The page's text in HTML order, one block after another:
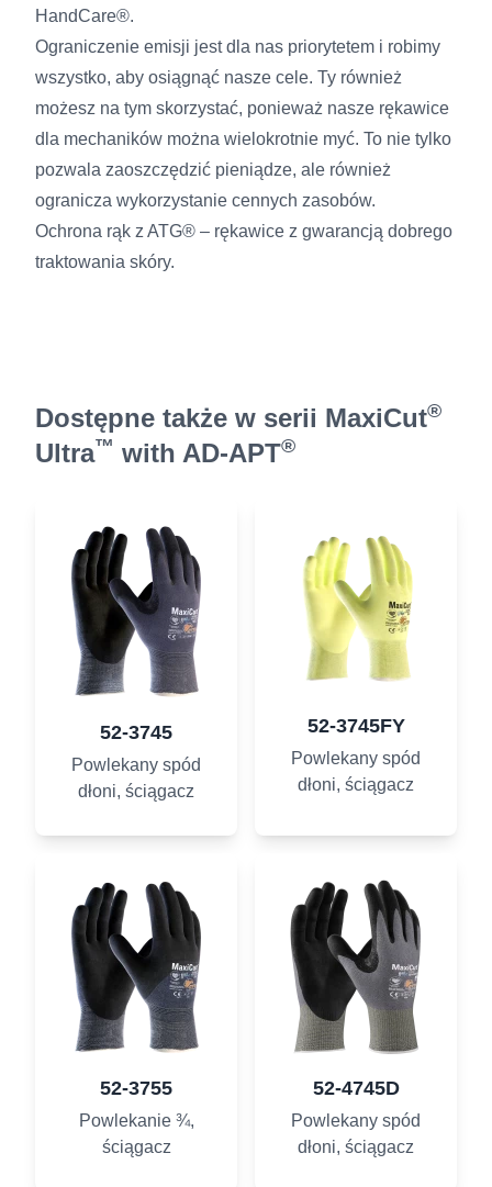
HandCare®.
Ograniczenie emisji jest dla nas priorytetem i robimy
wszystko, aby osiągnąć nasze cele. Ty również
możesz na tym skorzystać, ponieważ nasze rękawice
dla mechaników można wielokrotnie myć. To nie tylko
pozwala zaoszczędzić pieniądze, ale również
ogranicza wykorzystanie cennych zasobów.
Ochrona rąk z ATG® – rękawice z gwarancją dobrego
traktowania skóry.
Dostępne także w serii MaxiCut®
Ultra™ with AD-APT®
52-3745
Powlekany spód
dłoni, ściągacz
52-3745FY
Powlekany spód
dłoni, ściągacz
52-3755
Powlekanie ¾,
ściągacz
52-4745D
Powlekany spód
dłoni, ściągacz